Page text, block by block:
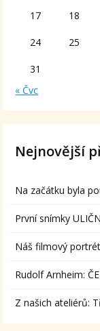
17 18
24 25
31
« Čvc
Nejnovější
Na začátku byla
První snímky
Náš filmový
Rudolf Arnheim:
Z našich ateliérů: